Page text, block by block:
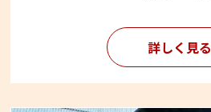
詳しく見る